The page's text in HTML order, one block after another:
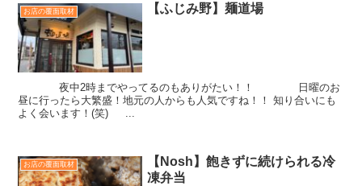
お店の覆面取材 【ふじみ野】麺道場
夜中2時までやってるのもありがたい！！ 日曜のお
昼に行ったら大繁盛！地元の人からも人気ですね！！ 知り合いにも
よく会います！(笑) ...
お店の覆面取材
【Nosh】飽きずに続けられる冷
凍弁当